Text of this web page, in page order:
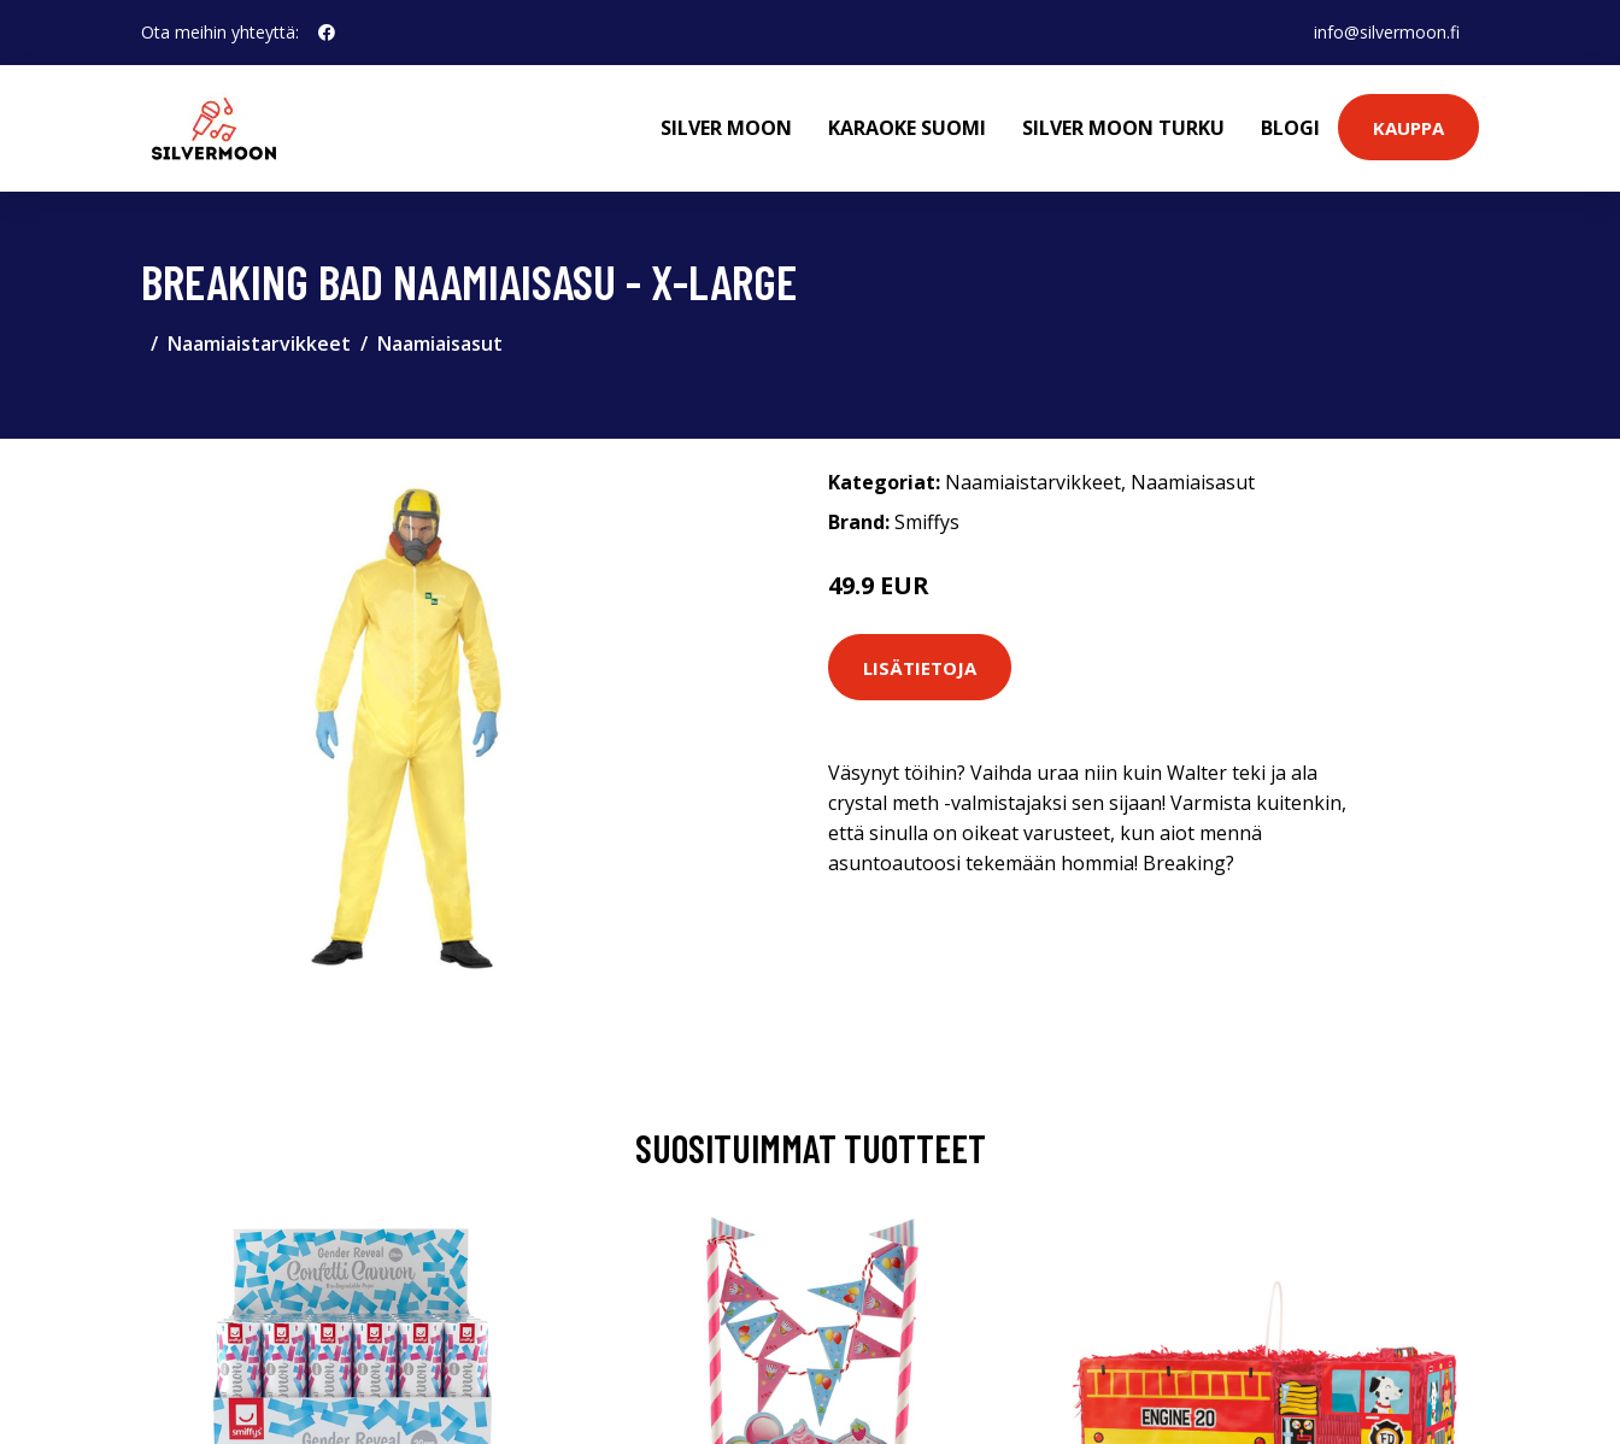
Ota meihin yhteyttä: info@silvermoon.fi
SILVER MOON KARAOKE SUOMI SILVER MOON TURKU BLOGI KAUPPA
BREAKING BAD NAAMIAISASU - X-LARGE
Naamiaistarvikkeet Naamiaisasut
Kategoriat: Naamiaistarvikkeet, Naamiaisasut
Brand:Smiffys
49.9 EUR
LISÄTIETOJA
Väsynyt töihin? Vaihda uraa niin kuin Walter teki ja ala
crystal meth -valmistajaksi sen sijaan! Varmista kuitenkin,
että sinulla on oikeat varusteet, kun aiot mennä
asuntoautoosi tekemään hommia! Breaking?
SUOSITUIMMAT TUOTTEET